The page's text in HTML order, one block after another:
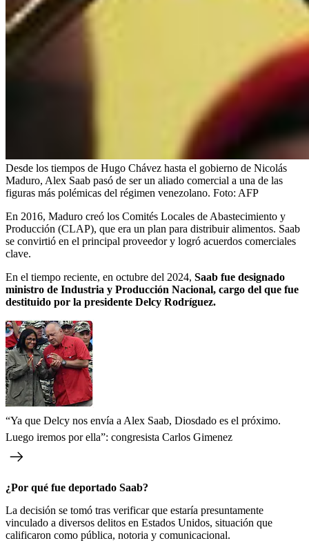
Desde los tiempos de Hugo Chávez hasta el gobierno de Nicolás
Maduro, Alex Saab pasó de ser un aliado comercial a una de las
figuras más polémicas del régimen venezolano. Foto: AFP
En 2016, Maduro creó los Comités Locales de Abastecimiento y
Producción (CLAP), que era un plan para distribuir alimentos. Saab
se convirtió en el principal proveedor y logró acuerdos comerciales
clave.
En el tiempo reciente, en octubre del 2024, Saab fue designado
ministro de Industria y Producción Nacional, cargo del que fue
destituido por la presidente Delcy Rodríguez.
“Ya que Delcy nos envía a Alex Saab, Diosdado es el próximo.
Luego iremos por ella”: congresista Carlos Gimenez
¿Por qué fue deportado Saab?
La decisión se tomó tras verificar que estaría presuntamente
vinculado a diversos delitos en Estados Unidos, situación que
calificaron como pública, notoria y comunicacional.